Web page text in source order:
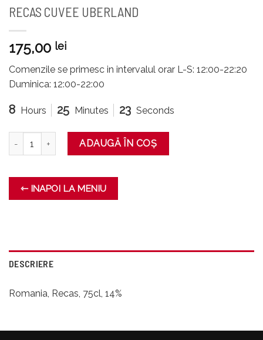
RECAS CUVEE UBERLAND
175,00 lei
Comenzile se primesc in intervalul orar L-S: 12:00-22:20
Duminica: 12:00-22:00
8 Hours 25 Minutes 23 Seconds
Cantitate RECAS CUVEE UBERLAND
ADAUGĂ ÎN COȘ
⇽ INAPOI LA MENIU
DESCRIERE
Romania, Recas, 75cl, 14%